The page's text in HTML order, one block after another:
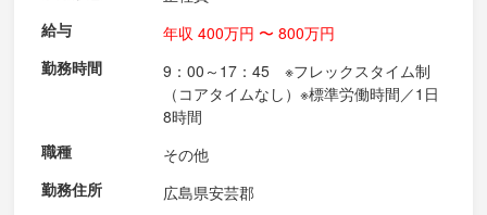
給与
年収 400万円 〜 800万円
勤務時間
9：00～17：45 ※フレックスタイム制
（コアタイムなし）※標準労働時間／1日
8時間
職種
その他
勤務住所
広島県安芸郡